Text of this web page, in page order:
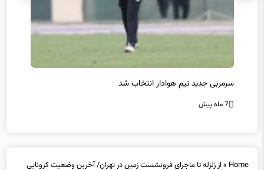
سرمربی جدید تیم هوادار انتخاب شد
7 ماه پیش
Home
» از زلزله تا ماجرای فرونشست زمین در تهران/ آخرین وضعیت کرونایی